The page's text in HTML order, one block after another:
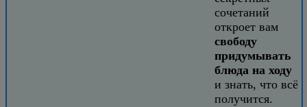
сочетаний
откроет вам
свободу
придумывать
блюда на ходу
и знать, что всё
получится.